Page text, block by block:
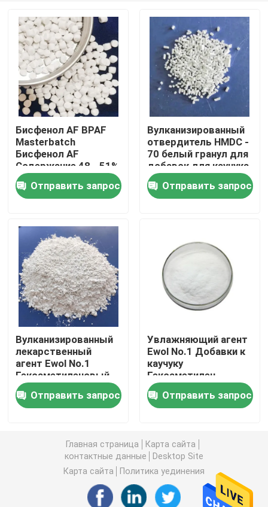
Дом
ПРОДУКТЫ
О США
Путешествие фабрики
Проверка качества
Свяжитесь мы
Новости
Силикон эластомера
Бисфенол AF BPAF
Masterbatch
Бисфенол AF
Содержание 48 - 51%
Белый гранул
Отправить запрос
Вулканизированный
отвердитель HMDC -
70 белый гранул для
добавок для каучука
AEM
Отправить запрос
Вулканизированный
лекарственный
агент Ewol No.1
Гексаметиленовый
диаминокарбамат
Отправить запрос
Увлажняющий агент
Ewol No.1 Добавки к
каучуку
Гексаметилен
диаминокарбамат
Отправить запрос
Главная страница
Карта сайта
контактные данные
Desktop Site
Карта сайта
Политика уединения